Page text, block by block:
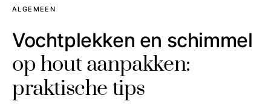
ALGEMEEN
Vochtplekken en schimmel
op hout aanpakken:
praktische tips